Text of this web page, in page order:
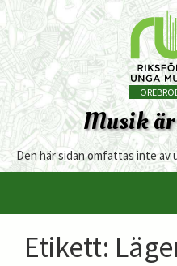
Musik
Den här sidan omfattas inte
Etikett: